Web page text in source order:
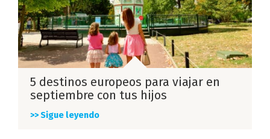
5 destinos europeos para viajar en
septiembre con tus hijos
>> Sigue leyendo